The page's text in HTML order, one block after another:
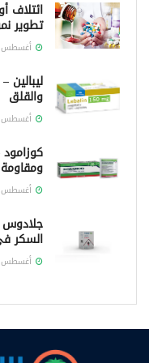
ائتلاف
تطوير
أغسطس 10, 2026
والقلق
أغسطس 9, 2026
أغسطس 9, 2026
السكر
أغسطس 9, 2026